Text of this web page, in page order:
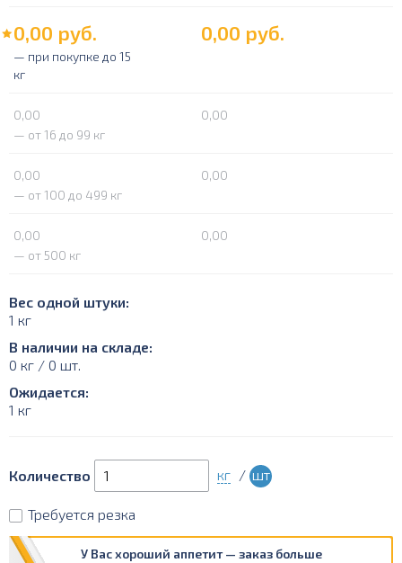
0,00 руб. 0,00 руб.
— при покупке до 15
кг
0,00
0,00
— от 16 до 99 кг
0,00
0,00
— от 100 до 499 кг
0,00
0,00
— от 500 кг
Вес одной штуки:
1 кг
В наличии на складе:
0 кг / 0 шт.
Ожидается:
1 кг
Количество кг / шт
Требуется резка
У Вас хороший аппетит — заказ больше